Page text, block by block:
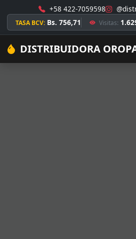
+58 422-7059598
TASA BCV: Bs. 756,71 Visitas:
DISTRIBUIDORA